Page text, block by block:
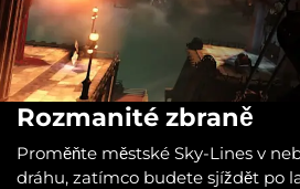
Rozmanité zbraně
Proměňte městské Sky-Lines v
dráhu, zatímco budete sjíždět po